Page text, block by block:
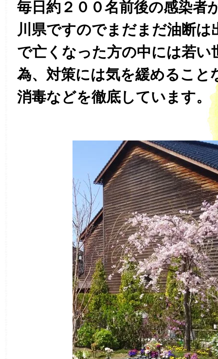
毎日約２００名前後の感染者
川県ですのでまだまだ油断は
で亡くなった方の中には若い
為、対策には気を緩めること
消毒などを徹底しています。